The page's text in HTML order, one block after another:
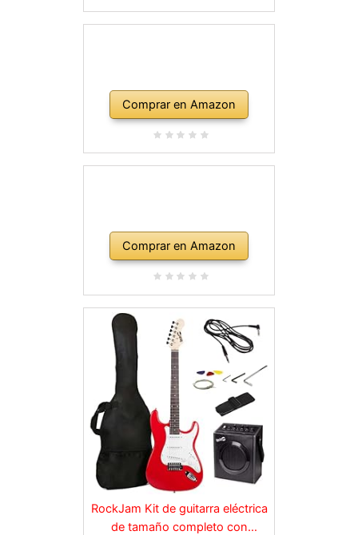
Comprar en Amazon
Comprar en Amazon
RockJam Kit de guitarra eléctrica
de tamaño completo con